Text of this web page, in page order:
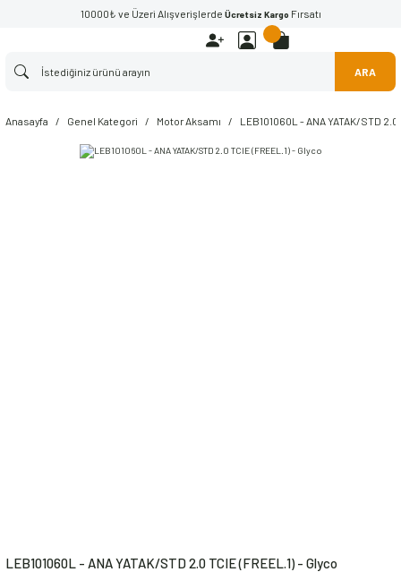
10000₺ ve Üzeri Alışverişlerde Ücretsiz Kargo Fırsatı
ARA
Anasayfa Genel Kategori Motor Aksamı LEB101060L - ANA YATAK/STD 2.0
LEB101060L - ANA YATAK/STD 2.0 TCIE (FREEL.1) - Glyco